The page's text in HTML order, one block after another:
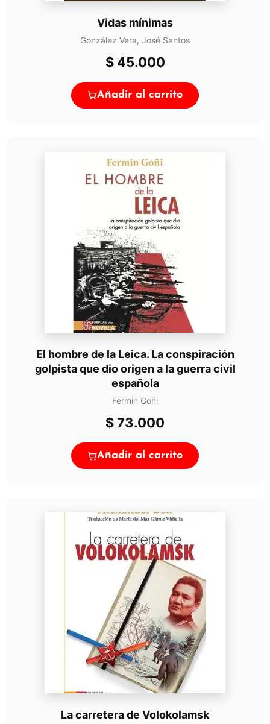
Vidas mínimas
González Vera, José Santos
$45.000
Añadir al carrito
El hombre de la Leica. La conspiración
golpista que dio origen a la guerra civil
española
Fermín Goñi
$73.000
Añadir al carrito
La carretera de Volokolamsk